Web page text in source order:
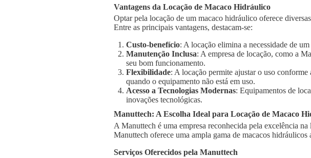
Vantagens da Locação de Macaco Hidráulico
Optar pela locação de um macaco hidráulico oferece
Entre as principais vantagens, destacam-se:
Custo-benefício: A locação elimina a necessidade de
Manutenção Inclusa: A empresa de locação, como a
seu bom funcionamento.
Flexibilidade: A locação permite ajustar o uso conforme
quando o equipamento não está em uso.
Acesso a Tecnologias Modernas: Equipamentos de
inovações tecnológicas.
Manuttech: A Escolha Ideal para Locação de Macaco
A Manuttech é uma empresa reconhecida pela excelência
Manuttech oferece uma ampla gama de macacos hidráulicos
Serviços Oferecidos pela Manuttech